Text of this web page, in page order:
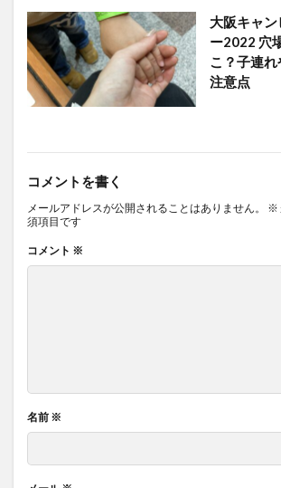
大阪キャン
ー2022 穴
こ？子連
注意点
コメントを書く
メールアドレスが公開されることはありません。 ※
須項目です
コメント ※
名前 ※